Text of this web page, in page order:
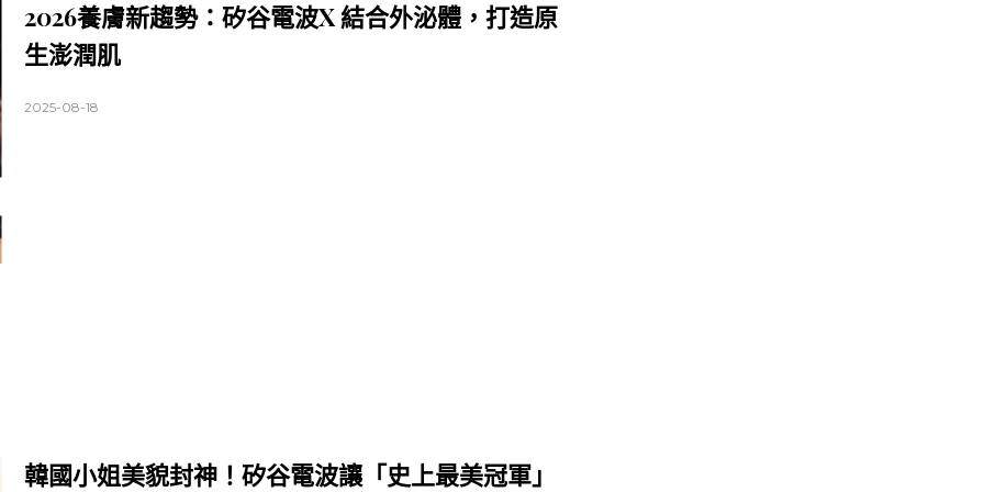
2026養膚新趨勢：矽谷電波X 結合外泌體，打造原
生澎潤肌
2025-08-18
韓國小姐美貌封神！矽谷電波讓「史上最美冠軍」